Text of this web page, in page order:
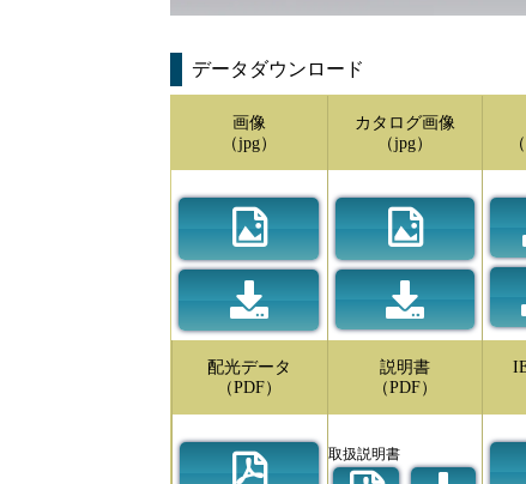
データダウンロード
画像
（jpg）
カタログ画像
（jpg）
配光データ
（PDF）
説明書
（PDF）
取扱説明書